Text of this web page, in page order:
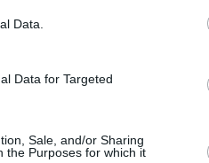
Data.
Data for Targeted
Sale, and/or Sharing
the Purposes for which it
lämpötila
℃
18 ℃